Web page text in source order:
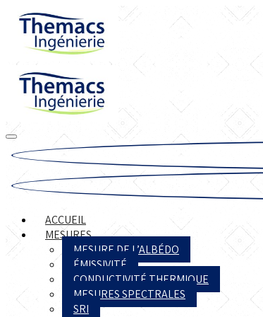
ACCUEIL
MESURES
MESURE DE L’ALBÉDO
ÉMISSIVITÉ
CONDUCTIVITÉ THERMIQUE
MESURES SPECTRALES
SRI